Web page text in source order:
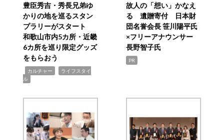
豊臣秀吉・秀長兄弟ゆ
かりの地を巡るスタン
プラリーがスタート
和歌山市内5カ所・近畿
6カ所を巡り限定グッズ
をもらおう
カルチャー
ライフスタイ
ル
故人の「想い」かなえ
る 遺贈寄付 日本財
団名誉会長 笹川陽平氏
×フリーアナウンサー
長野智子氏
PR